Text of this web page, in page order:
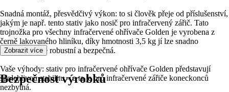
Snadná montáž, přesvědčivý výkon: to si člověk přeje od příslušenství,
jakým je např. tento stativ jako nosič pro infračervený zářič. Tato
trojnožka pro všechny infračervené ohřívače Golden je vyrobena z
černě lakovaného hliníku, díky hmotnosti 3,5 kg jí lze snadno
pohybovat a je robustní a bezpečná.
Vaše výhody: stativ pro infračervené ohřívače Golden představují
spolehlivou stabilitu – a ta je pro infračervené zářiče koneckonců
nezbytná.
Zobrazit více
Bezpečnost výrobků